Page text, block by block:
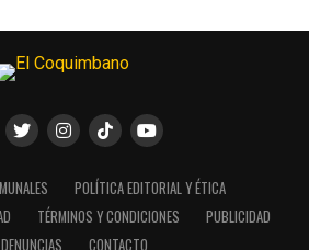
POLÍTICA EDITORIAL Y ÉTICA
TÉRMINOS Y CONDICIONES
PUBLICIDAD
DENUNCIAS
CONTACTO